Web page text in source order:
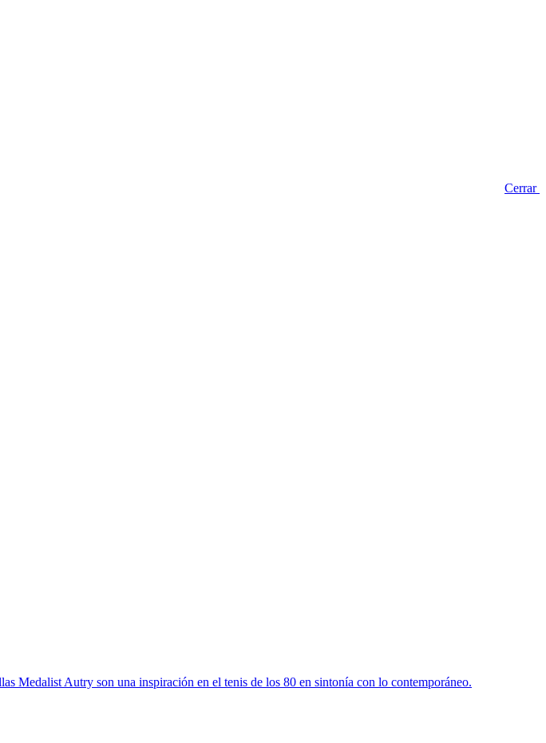
Cerrar
Medalist Autry son una inspiración en el tenis de los 80 en sintonía con lo contemporáneo.